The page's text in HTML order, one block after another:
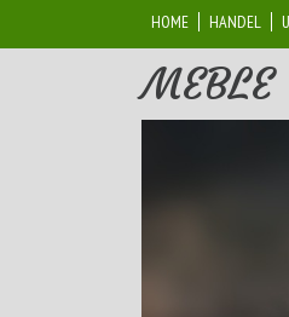
HOME HANDEL